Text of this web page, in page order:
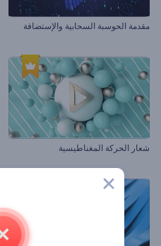
مقدمة الحوسبة السحابية والإستضافة
شعار الحركة المغناطيسية